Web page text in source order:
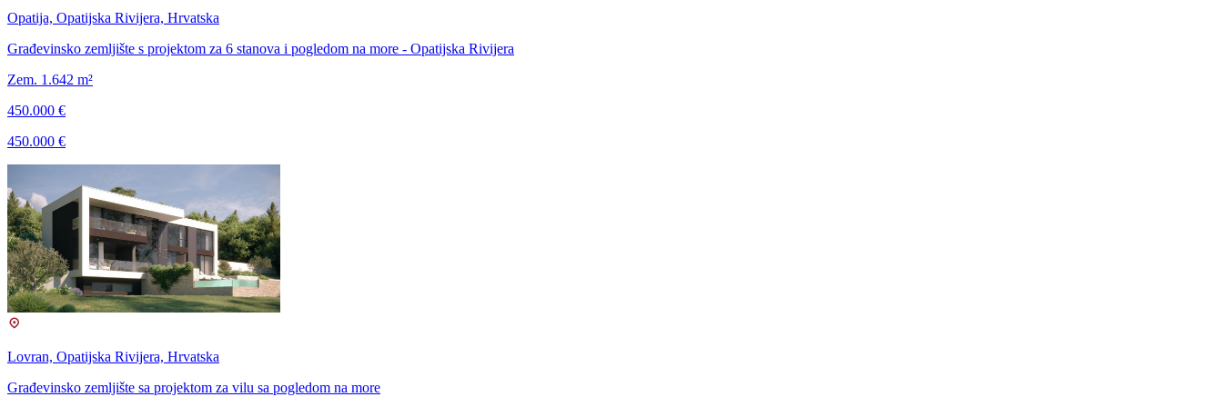
Opatija, Opatijska Rivijera, Hrvatska
Građevinsko zemljište s projektom za 6 stanova i pogledom na more - Opatijska Rivijera
Zem. 1.642 m²
450.000 €
450.000 €
Lovran, Opatijska Rivijera, Hrvatska
Građevinsko zemljište sa projektom za vilu sa pogledom na more